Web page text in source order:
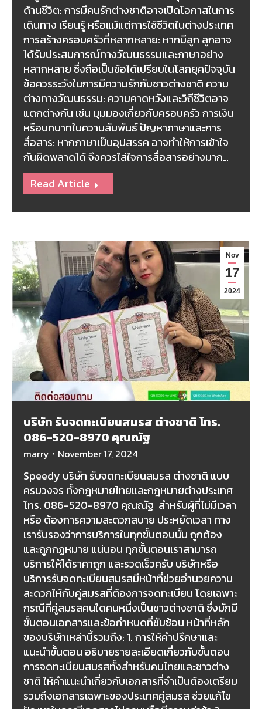
ด้านชีวิต: การมีคนรักต่างชาติอาจเปิดโอกาสในการ
เดินทาง เรียนรู้ หรือแม้แต่การใช้ชีวิตในต่างประเทศ
การสร้างครอบครัวที่หลากหลาย: หากมีลูก ลูกอาจ
ได้รับประสบการณ์ทางวัฒนธรรมและภาษาอย่าง
หลากหลาย ซึ่งถือเป็นข้อได้เปรียบในโลกยุคปัจจุบัน
ข้อควรระวังในการมีความรักกับชาวต่างชาติ ความ
ต่างทางวัฒนธรรม: ความคาดหวังและวิถีชีวิตอาจ
แตกต่างกัน เช่น มุมมองเกี่ยวกับครอบครัว การเงิน
หรือบทบาทในความสัมพันธ์ ปัญหาภาษาและการ
สื่อสาร: หากภาษาเป็นอุปสรรค อาจทำให้การเข้าใจ
กันผิดพลาดได้ จึงควรใส่ใจการสื่อสารอย่างมาก…
Read Article
Nov
17
2024
บริษัท รับจดทะเบียนสมรส ต่างชาติ โทร.
086-520-8970 คุณณัฐ
marry November 17, 2024
Speedy บริษัท รับจดทะเบียนสมรส ต่างชาติ แบบ
ครบวงจร ทั้งกฎหมายไทยและกฎหมายต่างประเทศ
โทร. 086-520-8970 คุณณัฐ สำหรับผู้ที่ไม่มีเวลา
หรือ ต้องการความสะดวกสบาย ประหยัดเวลา ทาง
เรารับรองว่าการบริการในทุกขั้นตอนนั้น ถูกต้อง
และถูกกฏหมาย แน่นอน ทุกขั้นตอนเราสามารถ
บริการให้ได้ราคาถูก และรวดเร็วครับ บริษัทหรือ
บริการรับจดทะเบียนสมรสมีหน้าที่ช่วยอำนวยความ
สะดวกให้กับคู่สมรสที่ต้องการจดทะเบียน โดยเฉพาะ
กรณีที่คู่สมรสคนใดคนหนึ่งเป็นชาวต่างชาติ ซึ่งมักมี
ขั้นตอนเอกสารและข้อกำหนดที่ซับซ้อน หน้าที่หลัก
ของบริษัทเหล่านี้รวมถึง: 1. การให้คำปรึกษาและ
แนะนำขั้นตอน อธิบายรายละเอียดเกี่ยวกับขั้นตอน
การจดทะเบียนสมรสทั้งสำหรับคนไทยและชาวต่าง
ชาติ ให้คำแนะนำเกี่ยวกับเอกสารที่จำเป็นต้องเตรียม
รวมถึงเอกสารเฉพาะของประเทศคู่สมรส ช่วยแก้ไข